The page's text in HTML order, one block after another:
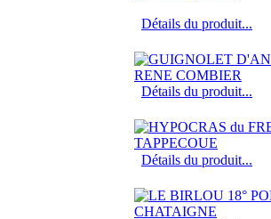
Détails du produit...
Détails du produit...
Détails du produit...